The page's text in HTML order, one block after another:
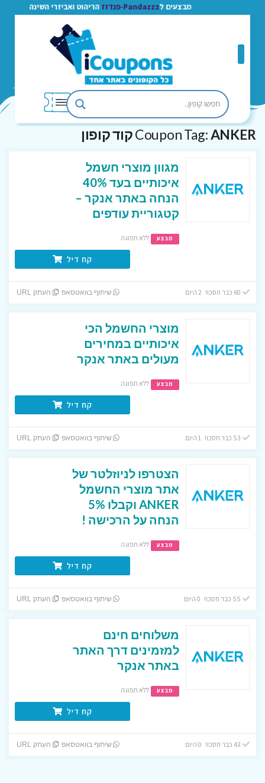
מבצעים ל Pandazzz-פנדזז הריהוט ואביזרי השינה
Coupon Tag:ANKER קוד קופון
מגוון מוצרי חשמל
איכותיים בעד 40%
הנחה באתר אנקר –
קטגוריית עודפים
מבצע ללא תפוגה
קח דיל
שיתוף בוואטסאפ העתק URL
מוצרי החשמל הכי
איכותיים במחירים
מעולים באתר אנקר
מבצע ללא תפוגה
קח דיל
שיתוף בוואטסאפ העתק URL
הצטרפו לניוזלטר של
אתר מוצרי החשמל
ANKER וקבלו 5%
הנחה על הרכישה !
מבצע ללא תפוגה
קח דיל
שיתוף בוואטסאפ העתק URL
משלוחים חינם
למזמינים דרך האתר
באתר אנקר
מבצע ללא תפוגה
קח דיל
שיתוף בוואטסאפ העתק URL